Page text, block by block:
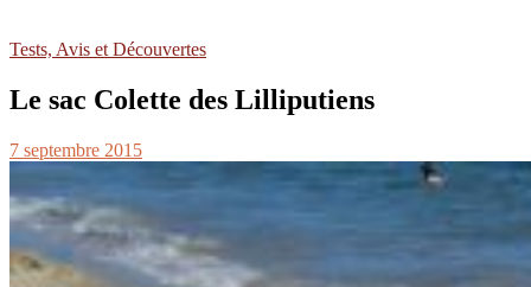
Tests, Avis et Découvertes
Le sac Colette des Lilliputiens
7 septembre 2015